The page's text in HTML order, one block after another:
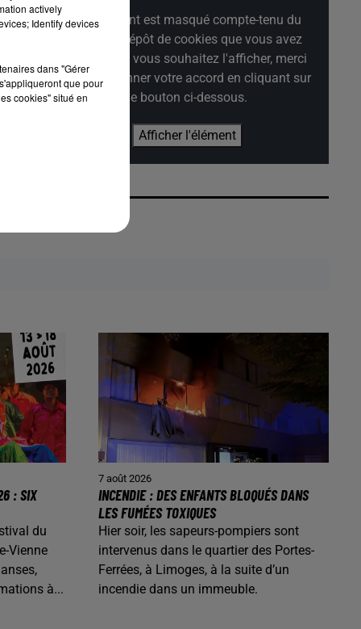
Cet élément est masqué compte-tenu du
refus du dépôt de cookies que vous avez
exprimé. Si vous souhaitez l'afficher, merci
de nous donner votre accord en cliquant sur
le bouton ci-dessous.
Afficher l'élément
: SIX
du
Vienne
à...
7 août 2026
INCENDIE : DES ENFANTS BLOQUÉS DANS
LES FUMÉES TOXIQUES
Hier soir, les sapeurs-pompiers sont
intervenus dans le quartier des Portes-
Ferrées, à Limoges, à la suite d’un
incendie dans un immeuble.
actively
Identify devices
dans "Gérer
que pour
cookies" situé en